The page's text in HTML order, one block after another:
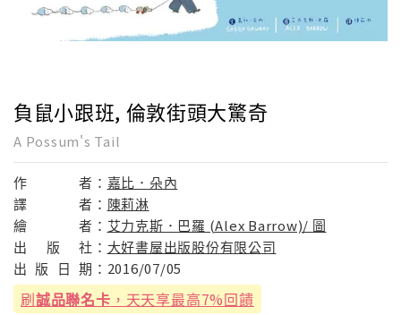
負鼠小跟班, 倫敦街頭大驚奇
A Possum's Tail
作 者： 嘉比．朵內
譯
者： 陳莉淋
繪
者： 艾力克斯．巴羅 (Alex Barrow)/ 圖
出
版 社： 大好書屋出版股份有限公司
出 版 日 期： 2016/07/05
刷誠品聯名卡 ，天天享最高7%回饋